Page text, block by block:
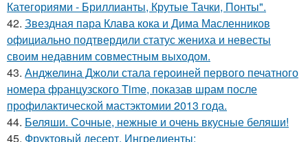
Категориями - Бриллианты, Крутые Тачки, Понты".
42. Звездная пара Клава кока и Дима Масленников
официально подтвердили статус жениха и невесты
своим недавним совместным выходом.
43. Анджелина Джоли стала героиней первого печатного
номера французского Time, показав шрам после
профилактической мастэктомии 2013 года.
44. Беляши. Сочные, нежные и очень вкусные беляши!
45. Фруктовый десерт. Ингредиенты: